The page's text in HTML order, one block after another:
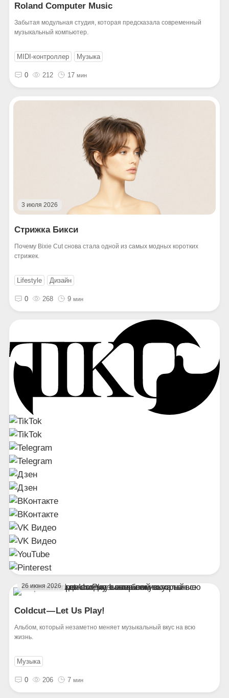
Roland Computer Music
Забытая модульная студия, которая предсказала современный
музыкальный компьютер.
MIDI-контроллер Музыка
0 212 17 мин
3 июля 2026
Стрижка Бикси
Почему Bixie Cut снова стала одной из самых модных коротких
стрижек.
Lifestyle Дизайн
0 268 9 мин
26 июня 2026
Coldcut — Let Us Play!
Альбом, который незаметно меняет музыкальный вкус на всю
жизнь.
Музыка
0 206 7 мин